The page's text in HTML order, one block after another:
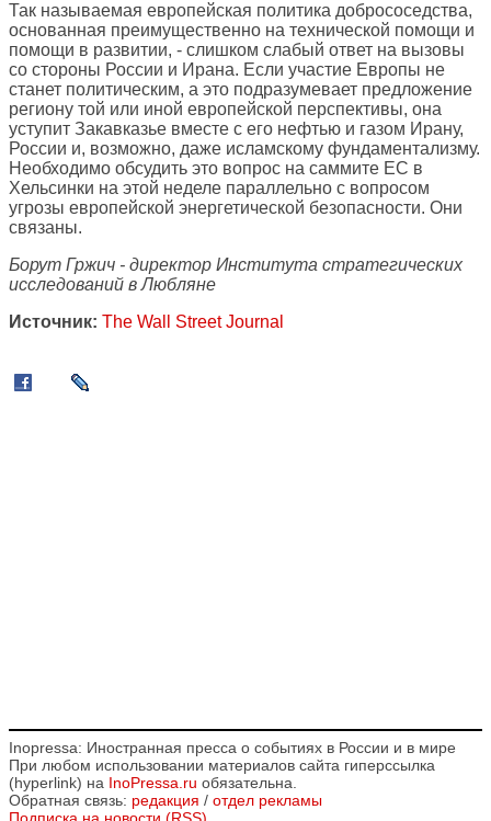
Так называемая европейская политика добрососедства,
основанная преимущественно на технической помощи и
помощи в развитии, - слишком слабый ответ на вызовы
со стороны России и Ирана. Если участие Европы не
станет политическим, а это подразумевает предложение
региону той или иной европейской перспективы, она
уступит Закавказье вместе с его нефтью и газом Ирану,
России и, возможно, даже исламскому фундаментализму.
Необходимо обсудить это вопрос на саммите ЕС в
Хельсинки на этой неделе параллельно с вопросом
угрозы европейской энергетической безопасности. Они
связаны.
Борут Гржич - директор Института стратегических
исследований в Любляне
Источник: The Wall Street Journal
Inopressa: Иностранная пресса о событиях в России и в мире
При любом использовании материалов сайта гиперссылка
(hyperlink) на InoPressa.ru обязательна.
Обратная связь: редакция / отдел рекламы